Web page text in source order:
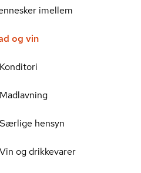
imellem
og vin
Konditori
Madlavning
Særlige hensyn
Vin og drikkevarer